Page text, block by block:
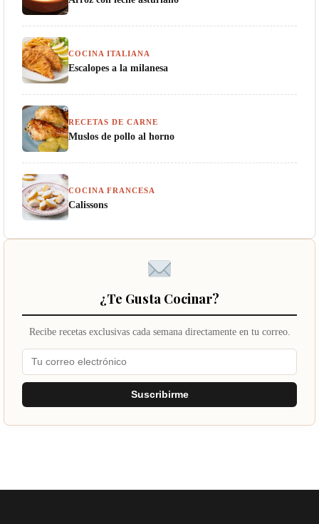
COCINA ITALIANA
Escalopes a la milanesa
RECETAS DE CARNE
Muslos de pollo al horno
COCINA FRANCESA
Calissons
¿Te Gusta Cocinar?
Recibe recetas exclusivas cada semana directamente en tu correo.
Suscribirme